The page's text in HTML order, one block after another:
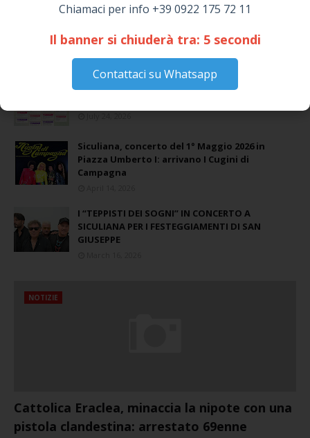
Chiamaci per info +39 0922 175 72 11
Il banner si chiuderà tra: 4 secondi
Contattaci su Whatsapp
📅 ESTATE MEDITERRANEA 2026 – COMUNE DI
Siculiana, concerto del 1° Maggio 2026 in
Piazza Umberto I: arrivano I Cugini di
Campagna
I “TEPPISTI DEI SOGNI” IN CONCERTO A
SICULIANA PER I FESTEGGIAMENTI DI SAN
GIUSEPPE
NOTIZIE
Cattolica Eraclea, minaccia la nipote con una
pistola clandestina: arrestato 69enne